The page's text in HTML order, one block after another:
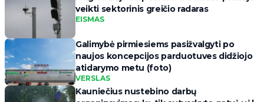
veikti sektorinis greičio radaras
EISMAS
Galimybė pirmiesiems pasižvalgyti po
naujos koncepcijos parduotuves didžiojo
atidarymo metu (foto)
VERSLAS
Kauniečius nustebino darbų